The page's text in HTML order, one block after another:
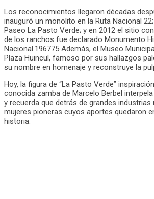
Los reconocimientos llegaron décadas
inauguró un monolito en la Ruta Nacional
Paseo La Pasto Verde; y en 2012 el sitio
de los ranchos fue declarado Monumento
Nacional.196775 Además, el Museo
Plaza Huincul, famoso por sus hallazgos
su nombre en homenaje y reconstruye la
Hoy, la figura de “La Pasto Verde”
conocida zamba de Marcelo Berbel
y recuerda que detrás de grandes industrias
mujeres pioneras cuyos aportes quedaron
historia.